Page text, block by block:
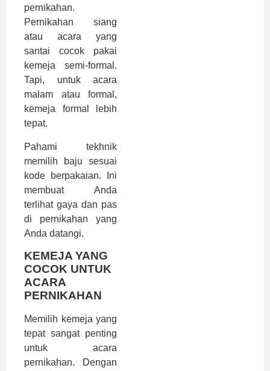
pernikahan.
Pernikahan siang
atau acara yang
santai cocok pakai
kemeja semi-formal.
Tapi, untuk acara
malam atau formal,
kemeja formal lebih
tepat.
Pahami tekhnik
memilih baju sesuai
kode berpakaian. Ini
membuat Anda
terlihat gaya dan pas
di pernikahan yang
Anda datangi.
KEMEJA YANG
COCOK UNTUK
ACARA
PERNIKAHAN
Memilih kemeja yang
tepat sangat penting
untuk acara
pernikahan. Dengan